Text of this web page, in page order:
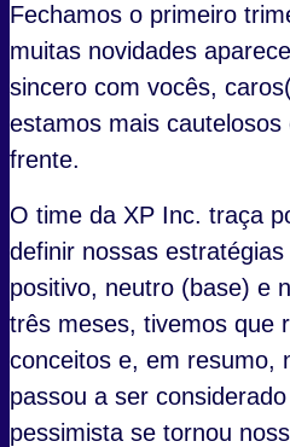
Fechamos o primeiro
muitas novidades
sincero com vocês,
estamos mais
frente.
O time da XP Inc. traça
definir nossas
positivo, neutro (base) e
três meses, tivemos que
conceitos e, em resumo,
passou a ser
pessimista se tornou